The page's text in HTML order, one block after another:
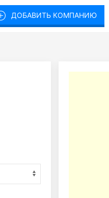
ДОБАВИТЬ КОМПАНИЮ